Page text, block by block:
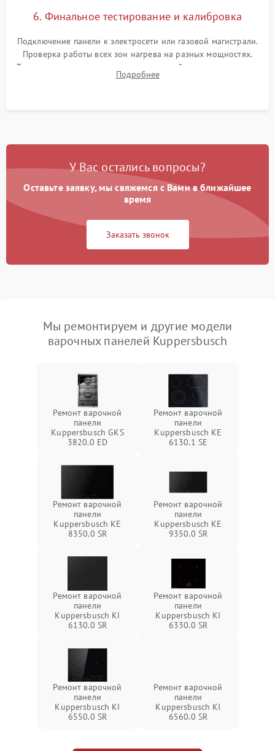
6. Финальное тестирование и калибровка
Подключение панели к электросети или газовой магистрали.
Проверка работы всех зон нагрева на разных мощностях.
Тестирование сенсорного управления, таймера, индикаторов
остаточного тепла и систем защиты от перегрева.
Подробнее
У Вас остались вопросы?
Оставьте заявку, мы свяжемся с Вами в ближайшее
время
Заказать звонок
Мы ремонтируем и другие модели
варочных панелей Kuppersbusch
Ремонт варочной
панели
Kuppersbusch GKS
3820.0 ED
Ремонт варочной
панели
Kuppersbusch KE
6130.1 SE
Ремонт варочной
панели
Kuppersbusch KE
8350.0 SR
Ремонт варочной
панели
Kuppersbusch KE
9350.0 SR
Ремонт варочной
панели
Kuppersbusch KI
6130.0 SR
Ремонт варочной
панели
Kuppersbusch KI
6330.0 SR
Ремонт варочной
панели
Kuppersbusch KI
6550.0 SR
Ремонт варочной
панели
Kuppersbusch KI
6560.0 SR